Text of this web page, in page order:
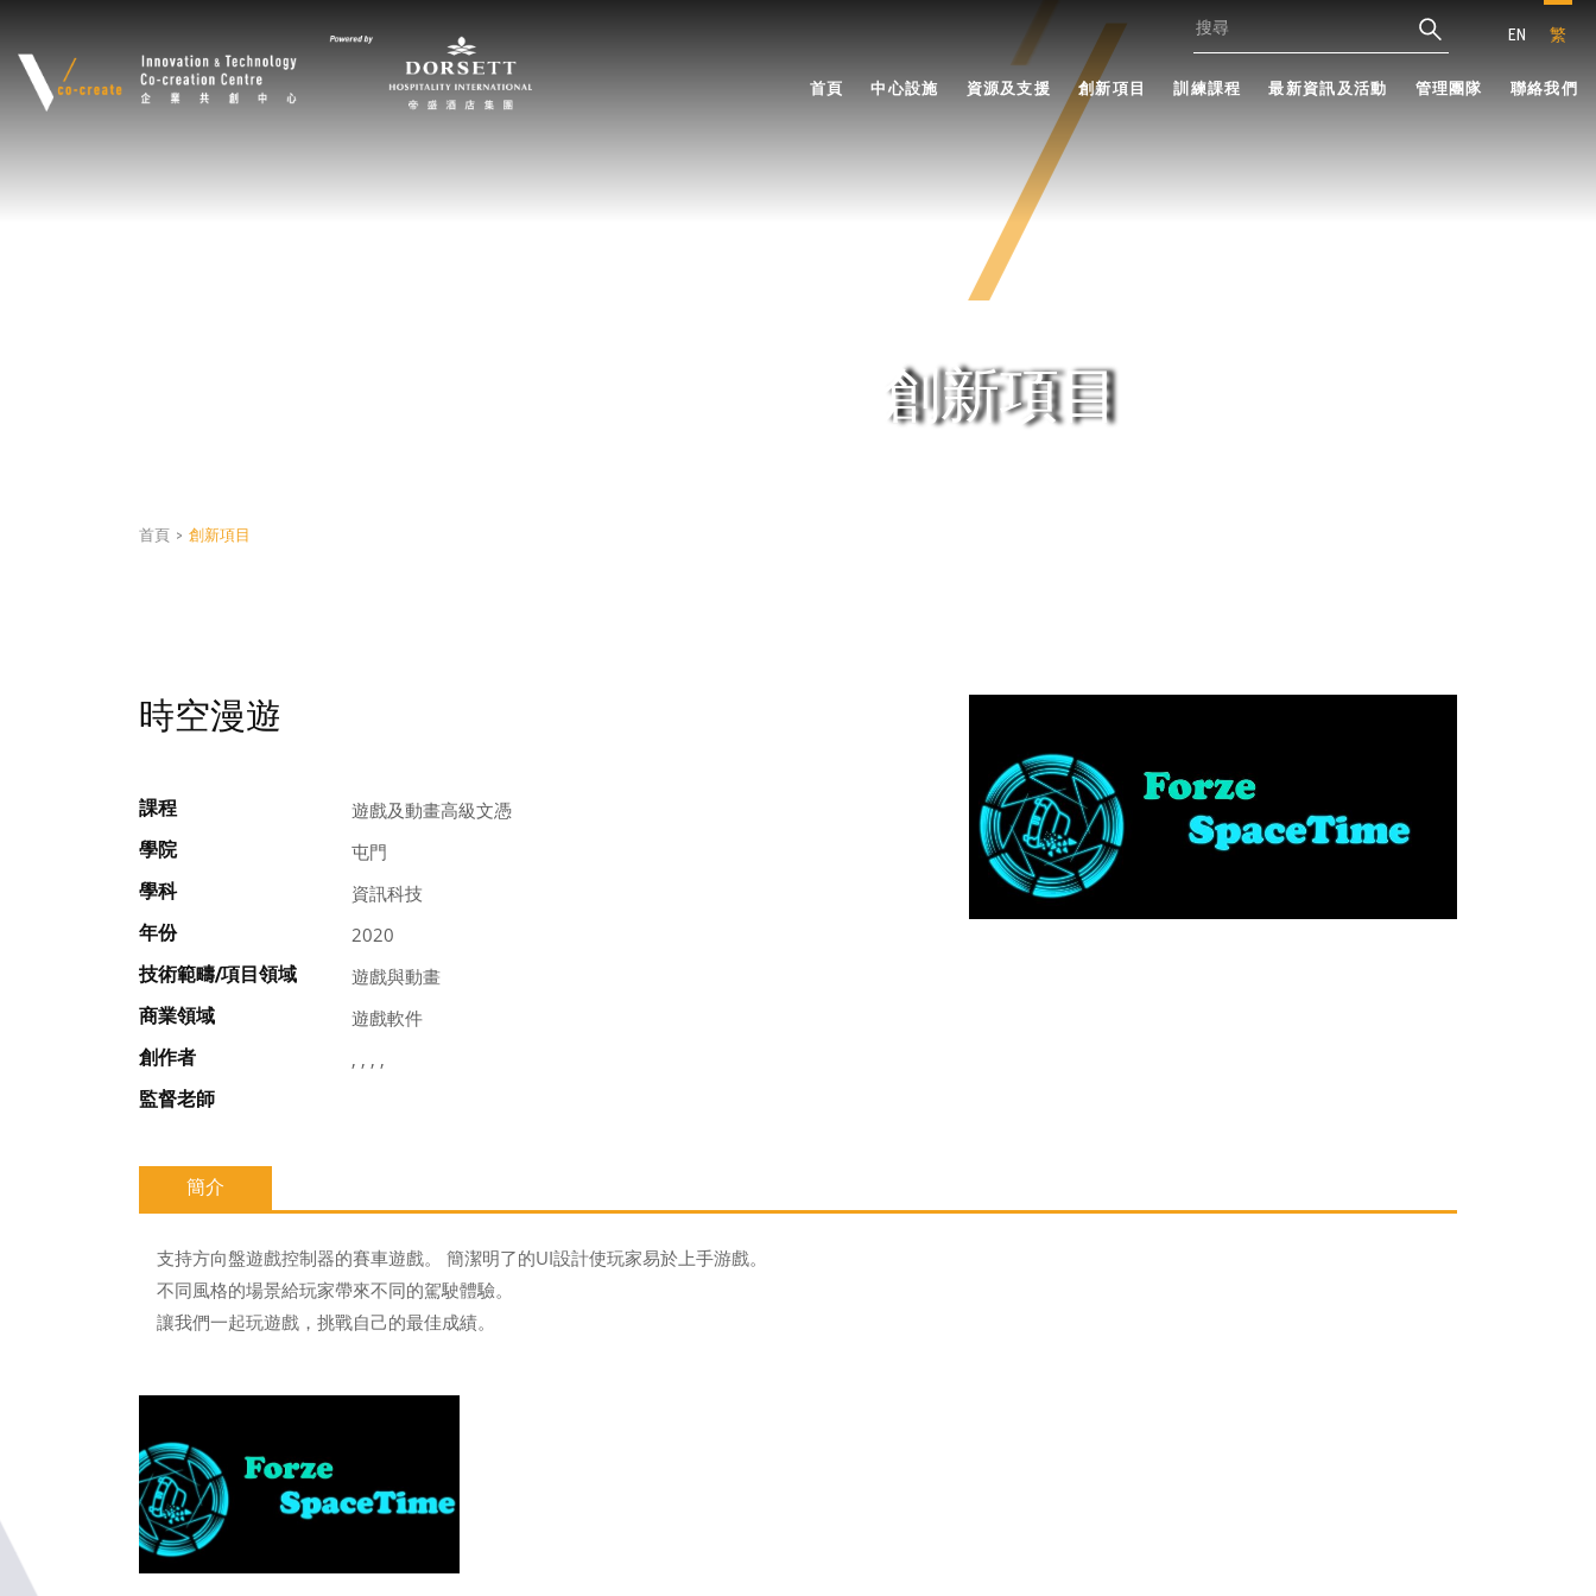
EN 繁
首頁 中心設施 資源及支援 創新項目 訓練課程 最新資訊及活動 管理團隊 聯絡我們
創新項目
首頁 > 創新項目
時空漫遊
課程 遊戲及動畫高級文憑
學院 屯門
學科 資訊科技
年份 2020
技術範疇/項目領域 遊戲與動畫
商業領域 遊戲軟件
創作者 , , , ,
監督老師
簡介
支持方向盤遊戲控制器的賽車遊戲。 簡潔明了的UI設計使玩家易於上手游戲。
不同風格的場景給玩家帶來不同的駕駛體驗。
讓我們一起玩遊戲，挑戰自己的最佳成績。